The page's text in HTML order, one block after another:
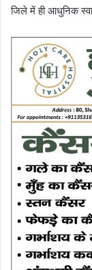
जिले में ही आधुनिक